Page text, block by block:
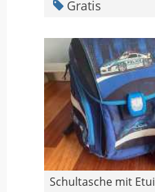
Gratis
Schultasche mit Etui